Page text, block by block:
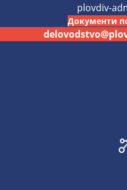
plovdiv-
Документи